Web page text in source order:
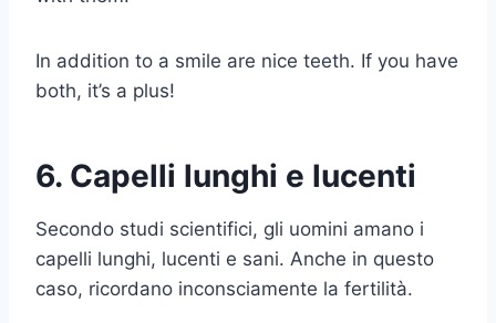
In addition to a smile are nice teeth. If you have
both, it’s a plus!
6. Capelli lunghi e lucenti
Secondo studi scientifici, gli uomini amano i
capelli lunghi, lucenti e sani. Anche in questo
caso, ricordano inconsciamente la fertilità.